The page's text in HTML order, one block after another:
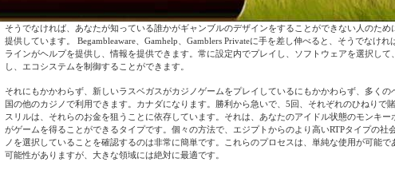
そうでなければ、あなたが知っている誰かがギャンブルのデザインをすることができない人のため
提供しています。 Begambleaware、Gamhelp、Gamblers Privateに手を差し伸べると、そうでなけ
ラインがヘルプを提供し、情報を提供できます。常に設定内でプレイし、ソフトウェアを選択して
し、エコシステムを制御することができます。
それにもかかわらず、新しいラスベガスがカジノゲームをプレイしているにもかかわらず、多くの
国の他のカジノで利用できます。カナダになります。勝利から急いで、5回、それぞれのひねりで
スリルは、それらのお金を狙うことに依存しています。それは、あなたのアイドル状態のモンキー
がゲームを得ることができるタイプです。個々の方法で、エジプトからのより高いRTPタイプの社
ノを選択していることを確認するのは非常に簡単です。これらのプロセスは、単純な使用が可能で
可能性がありますが、大きな領域には絶対に最適です。